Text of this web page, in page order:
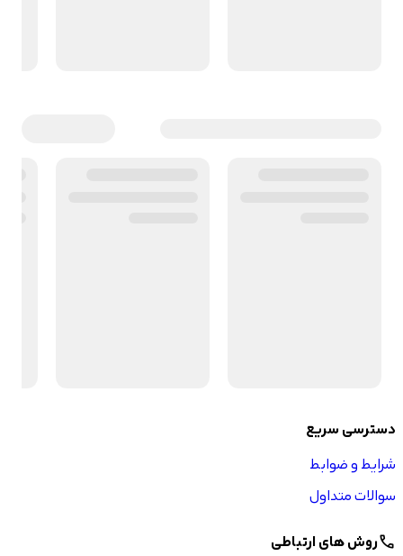
دسترسی سریع
شرایط و ضوابط
سوالات متداول
callروش های ارتباطی